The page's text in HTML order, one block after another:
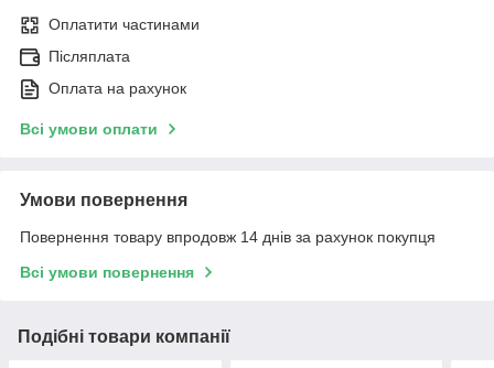
Оплатити частинами
Післяплата
Оплата на рахунок
Всі умови оплати
Умови повернення
Повернення товару впродовж 14 днів за рахунок покупця
Всі умови повернення
Подібні товари компанії